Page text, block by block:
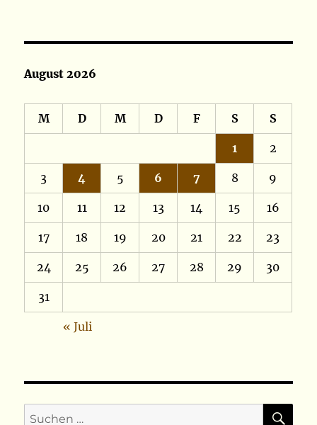
August 2026
M D M D F S S
1 2
3 4 5 6 7 8 9
10 11 12 13 14 15 16
17 18 19 20 21 22 23
24 25 26 27 28 29 30
31
« Juli
Suchen